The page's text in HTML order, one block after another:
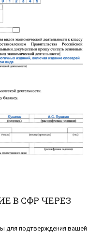
В СФР ЧЕРЕЗ
для подтверждения вашей